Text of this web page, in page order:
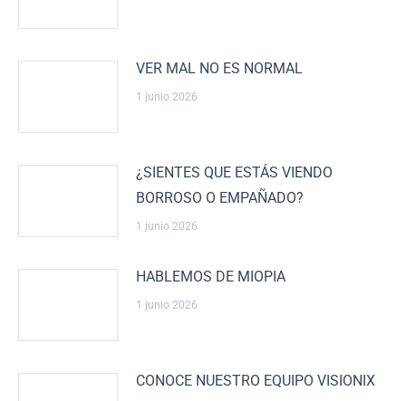
VER MAL NO ES NORMAL
1 junio 2026
¿SIENTES QUE ESTÁS VIENDO
BORROSO O EMPAÑADO?
1 junio 2026
HABLEMOS DE MIOPIA
1 junio 2026
CONOCE NUESTRO EQUIPO VISIONIX